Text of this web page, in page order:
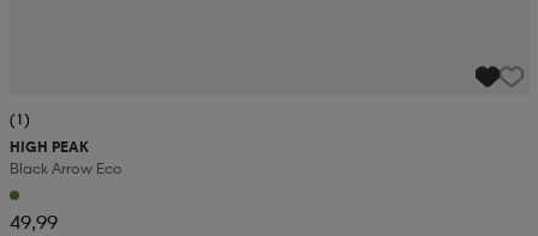
(1)
HIGH PEAK
Black Arrow Eco
49,99